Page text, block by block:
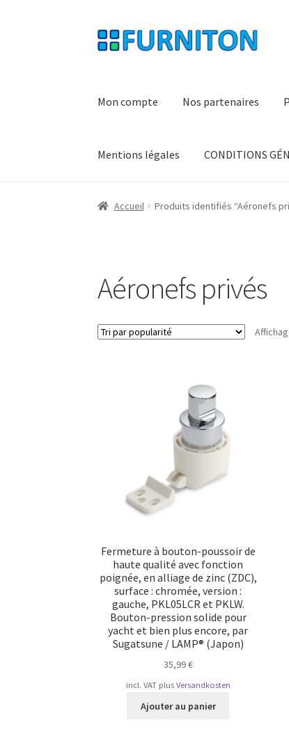
Aller
à
Aller
au
Mon compte Nos partenaires
Mentions légales CONDITIONS
Accueil Produits identifiés “Aéronefs
Aéronefs privés
Fermeture à bouton-poussoir de
haute qualité avec fonction
poignée, en alliage de zinc (ZDC),
surface : chromée, version :
gauche, PKL05LCR et PKLW.
Bouton-pression solide pour
yacht et bien plus encore, par
Sugatsune / LAMP® (Japon)
35,99€
incl. VAT plus Versandkosten
Ajouter au panier